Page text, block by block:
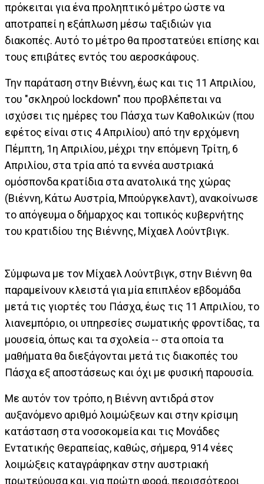
πρόκειται για ένα προληπτικό μέτρο ώστε να
αποτραπεί η εξάπλωση μέσω ταξιδιών για
διακοπές. Αυτό το μέτρο θα προστατεύει επίσης και
τους επιβάτες εντός του αεροσκάφους.
Την παράταση στην Βιέννη, έως και τις 11 Απριλίου,
του "σκληρού lockdown" που προβλέπεται να
ισχύσει τις ημέρες του Πάσχα των Καθολικών (που
εφέτος είναι στις 4 Απριλίου) από την ερχόμενη
Πέμπτη, 1η Απριλίου, μέχρι την επόμενη Τρίτη, 6
Απριλίου, στα τρία από τα εννέα αυστριακά
ομόσπονδα κρατίδια στα ανατολικά της χώρας
(Βιέννη, Κάτω Αυστρία, Μπούργκελαντ), ανακοίνωσε
το απόγευμα ο δήμαρχος και τοπικός κυβερνήτης
του κρατιδίου της Βιέννης, Μίχαελ Λούντβιγκ.
Σύμφωνα με τον Μίχαελ Λούντβιγκ, στην Βιέννη θα
παραμείνουν κλειστά για μία επιπλέον εβδομάδα
μετά τις γιορτές του Πάσχα, έως τις 11 Απριλίου, το
λιανεμπόριο, οι υπηρεσίες σωματικής φροντίδας, τα
μουσεία, όπως και τα σχολεία -- στα οποία τα
μαθήματα θα διεξάγονται μετά τις διακοπές του
Πάσχα εξ αποστάσεως και όχι με φυσική παρουσία.
Με αυτόν τον τρόπο, η Βιέννη αντιδρά στον
αυξανόμενο αριθμό λοιμώξεων και στην κρίσιμη
κατάσταση στα νοσοκομεία και τις Μονάδες
Εντατικής Θεραπείας, καθώς, σήμερα, 914 νέες
λοιμώξεις καταγράφηκαν στην αυστριακή
πρωτεύουσα και, για πρώτη φορά, περισσότεροι